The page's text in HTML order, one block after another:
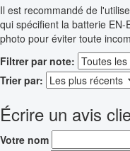
Il est recommandé de
qui spécifient la batterie
photo pour éviter toute
Filtrer par note:
Trier par:
Écrire un avis
Votre nom